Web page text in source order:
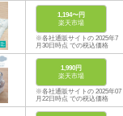
1,194〜円
楽天市場
※各社通販サイトの 2025年7
月30日時点 での税込価格
1,990円
楽天市場
※各社通販サイトの 2025年07
月22日時点 での税込価格